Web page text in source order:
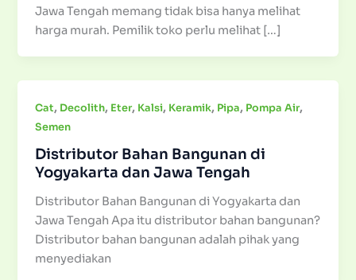
Jawa Tengah memang tidak bisa hanya melihat
harga murah. Pemilik toko perlu melihat […]
Cat, Decolith, Eter, Kalsi, Keramik, Pipa, Pompa Air,
Semen
Distributor Bahan Bangunan di
Yogyakarta dan Jawa Tengah
Distributor Bahan Bangunan di Yogyakarta dan
Jawa Tengah Apa itu distributor bahan bangunan?
Distributor bahan bangunan adalah pihak yang
menyediakan